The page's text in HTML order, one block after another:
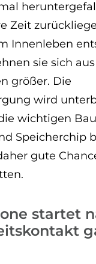
Zeit
Innenleben
sie sich
größer. Die
wird
wichtigen
Speicherchip
gute
startet